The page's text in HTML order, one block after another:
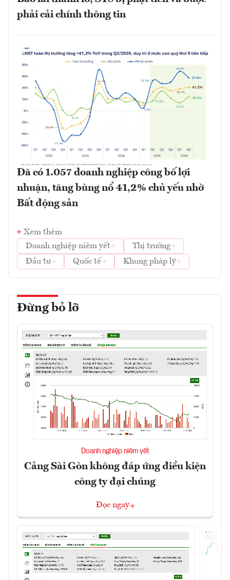
phải cải chính thông tin
Đã có 1.057 doanh nghiệp công bố lợi
nhuận, tăng bùng nổ 41,2% chủ yếu nhờ
Bất động sản
Xem thêm
Doanh nghiệp niêm yết
Thị trường
Đầu tư
Quốc tế Khung pháp lý
Đừng bỏ lỡ
Doanh nghiệp niêm yết
Cảng Sài Gòn không đáp ứng điều kiện
công ty đại chúng
Đọc ngay